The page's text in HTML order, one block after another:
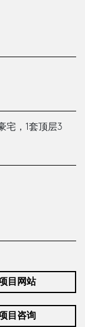
宅，1套顶层3
目网站
目咨询